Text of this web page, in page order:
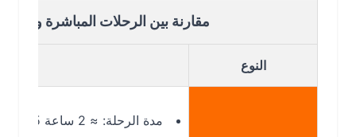
مقارنة بين الرحلات المباشرة وغير
مدة الرحلة: ≈ 2 ساعة 55 دقيقة.